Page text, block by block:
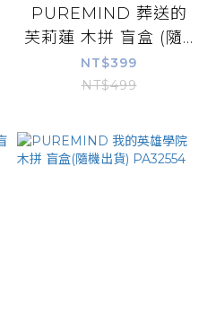
PUREMIND 葬送的
芙莉蓮 木拼 盲盒 (隨...
NT$399
NT$499